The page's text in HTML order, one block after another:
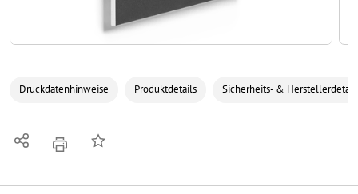
Druckdatenhinweise Produktdetails Sicherheits- &
Teilen DruckenAuf die Merkliste